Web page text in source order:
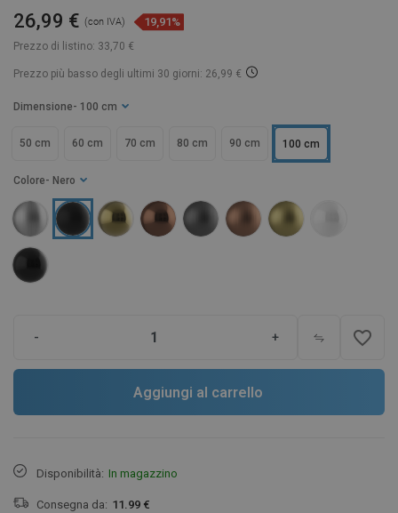
Prezzo di listino: 33,70 €
26,99 € (con IVA) 19,91%
Prezzo più basso degli ultimi 30 giorni: 26,99 €
Dimensione - 100 cm
50 cm 60 cm 70 cm 80 cm 90 cm 100 cm
Colore - Nero
- + favorite_border
Aggiungi al carrello
Disponibilità: In magazzino
Consegna da: 11.99 €